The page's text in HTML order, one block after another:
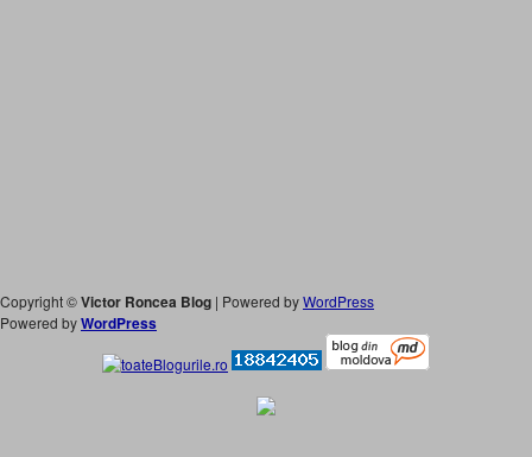
Copyright ©Victor Roncea Blog | Powered byWordPress
Powered byWordPress